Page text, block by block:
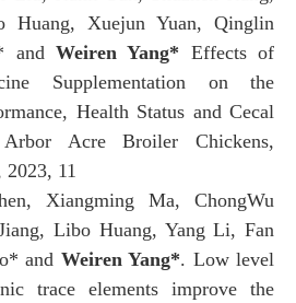
Huang, Xuejun Yuan, Qinglin
andWeiren Yang* Effects of
Supplementation on the
Health Status and Cecal
Acre Broiler Chickens,
2023, 11
Xiangming Ma, ChongWu
Libo Huang, Yang Li, Fan
and Weiren Yang*. Low level
trace elements improve the